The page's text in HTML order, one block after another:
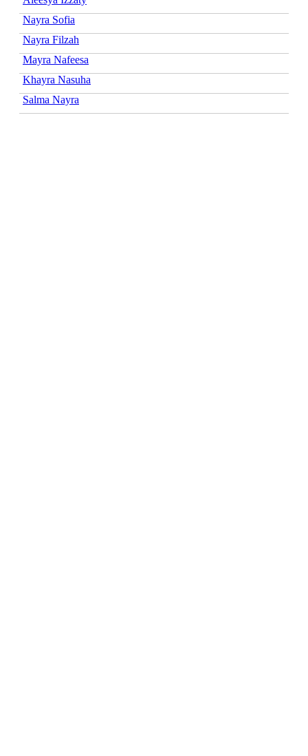
Nayra Sofia
Nayra Filzah
Mayra Nafeesa
Khayra Nasuha
Salma Nayra